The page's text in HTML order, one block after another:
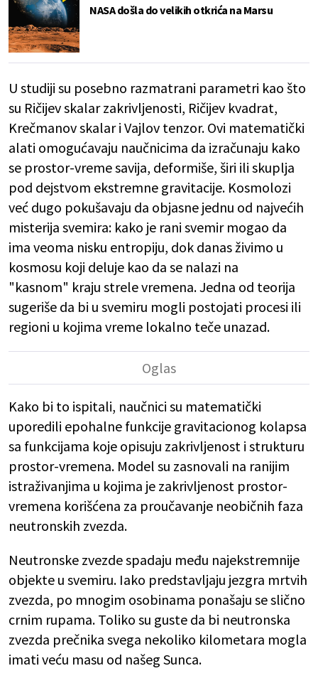
NASA došla do velikih otkrića na Marsu
U studiji su posebno razmatrani parametri kao što
su Ričijev skalar zakrivljenosti, Ričijev kvadrat,
Krečmanov skalar i Vajlov tenzor. Ovi matematički
alati omogućavaju naučnicima da izračunaju kako
se prostor-vreme savija, deformiše, širi ili skuplja
pod dejstvom ekstremne gravitacije. Kosmolozi
već dugo pokušavaju da objasne jednu od najvećih
misterija svemira: kako je rani svemir mogao da
ima veoma nisku entropiju, dok danas živimo u
kosmosu koji deluje kao da se nalazi na
"kasnom" kraju strele vremena. Jedna od teorija
sugeriše da bi u svemiru mogli postojati procesi ili
regioni u kojima vreme lokalno teče unazad.
Kako bi to ispitali, naučnici su matematički
uporedili epohalne funkcije gravitacionog kolapsa
sa funkcijama koje opisuju zakrivljenost i strukturu
prostor-vremena. Model su zasnovali na ranijim
istraživanjima u kojima je zakrivljenost prostor-
vremena korišćena za proučavanje neobičnih faza
neutronskih zvezda.
Neutronske zvezde spadaju među najekstremnije
objekte u svemiru. Iako predstavljaju jezgra mrtvih
zvezda, po mnogim osobinama ponašaju se slično
crnim rupama. Toliko su guste da bi neutronska
zvezda prečnika svega nekoliko kilometara mogla
imati veću masu od našeg Sunca.